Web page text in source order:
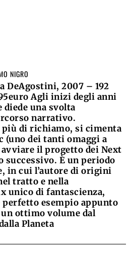
NIGRO
DeAgostini, 2007 – 192
Agli inizi degli anni
diede una svolta
narrativo.
di richiamo, si cimenta
(uno dei tanti omaggi a
il progetto dei Next
successivo. È un periodo
in cui l’autore di origini
tratto e nella
unico di fantascienza,
esempio appunto
ottimo volume dal
Planeta